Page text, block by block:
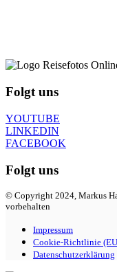
Folgt uns
YOUTUBE
LINKEDIN
FACEBOOK
Folgt uns
© Copyright 2024, Markus
vorbehalten
Impressum
Cookie-Richtlinie
Datenschutzerklärung